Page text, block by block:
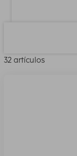
32 artículos